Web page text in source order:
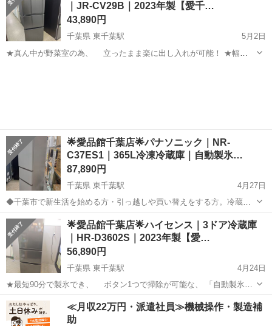
葉店にご相談ください！ -----...｜JR-CV29B｜2023年製【愛千…
43,890円
千葉県 東千葉駅
5月2日
★真ん中が野菜室の為、 立ったまま楽に出し入れが可能！ ★幅
🌟愛品館千葉店🌟パナソニック｜NR-
C37ES1｜365L冷凍冷蔵庫｜自動製氷…
87,890円
千葉県 東千葉駅
4月27日
◆千葉市で新生活を始める方・引っ越しや買い替えをする方。冷蔵庫
～洗濯機の在庫多数取り揃えております。単身用～ファミリー向け、
幅広く取り揃えております。ぜひ千葉市 リサイクルショップ愛品館千
葉店にご相談ください！ -----...
千葉 千葉市 東千葉駅 キッチン家電 自動
🌟愛品館千葉店🌟ハイセンス｜3ドア冷蔵庫
｜HR-D3602S｜2023年製【愛…
56,890円
千葉県 東千葉駅
4月24日
★最短90分で製氷でき、 ボタン1つで掃除が可能な、 「自動製氷シ
ステム」を採用！ ★切り替え楽々な、 セレクトチルド室（微氷結⇔
チルド）も付いた、 使いやすい冷蔵庫です♪ ----------------...
千葉 千葉市 東千葉駅 キッチン家電 ハイセンス
≪月収22万円・派遣社員≫機械操作・製造補
助